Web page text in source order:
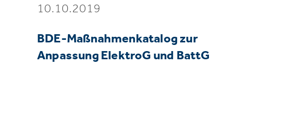
10.10.2019
BDE-Maßnahmenkatalog zur
Anpassung ElektroG und BattG